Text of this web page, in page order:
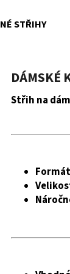
STŘIHY
DÁMSKÉ
Střih na